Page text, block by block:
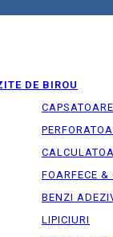
DE BIROU
FOARFECE &
BENZI
LIPICIURI